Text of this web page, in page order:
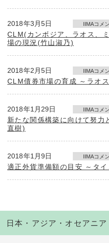
2018年3月5日 IIMAコメ
CLM(カンボジア、ラオス、
場の現況(竹山淑乃)
2018年2月5日 IIMAコメ
CLM債券市場の育成 ～ラオ
2018年1月29日 IIMAコメ
新たな関係構築に向けて努力
直樹)
2018年1月9日 IIMAコメ
適正外貨準備額の目安 ～タ
日本・アジア・オセアニア